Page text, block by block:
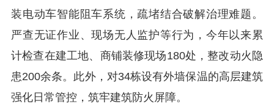
装电动车智能阻车系统，疏堵结合破解治理难题。
严查无证作业、现场无人监护等行为，今年以来累
计检查在建工地、商铺装修现场180处，整改动火隐
患200余条。此外，对34栋设有外墙保温的高层建筑
强化日常管控，筑牢建筑防火屏障。